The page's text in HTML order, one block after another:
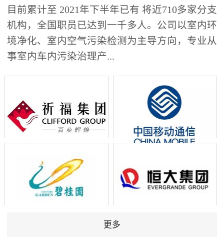
目前累计至 2021年下半年已有 将近710多家分支
机构，全国职员已达到一千多人。公司以室内环
境净化、室内空气污染检测为主导方向，专业从
事室内车内污染治理产...
更多